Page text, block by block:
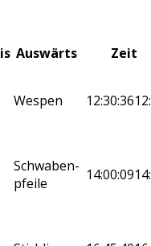
Auswärts
Zeit
Wespen 12:30:36
Schwaben­
pfeile
14:00:09